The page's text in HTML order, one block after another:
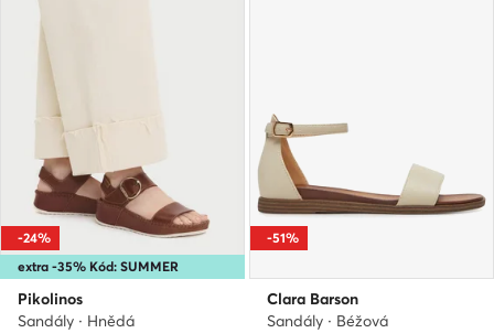
extra -35% Kód: SUMMER
-24%
Pikolinos
Sandály · Hnědá
-51%
Clara Barson
Sandály · Béžová